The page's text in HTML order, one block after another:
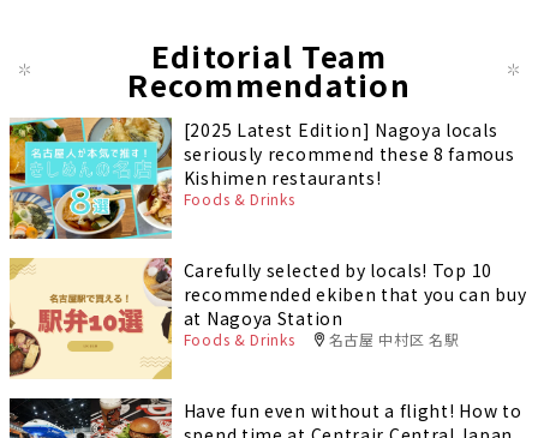
Editorial Team
Recommendation
[2025 Latest Edition] Nagoya locals
seriously recommend these 8 famous
Kishimen restaurants!
Foods & Drinks
Carefully selected by locals! Top 10
recommended ekiben that you can buy
at Nagoya Station
Foods & Drinks 名古屋 中村区 名駅
Have fun even without a flight! How to